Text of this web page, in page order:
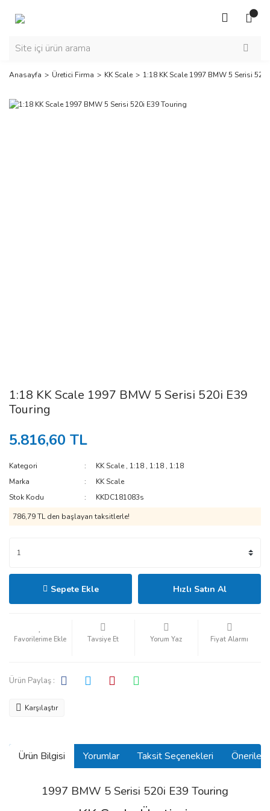
Anasayfa Üretici Firma KK Scale 1:18 KK Scale 1997 BMW 5 Serisi
1:18 KK Scale 1997 BMW 5 Serisi 520i E39
Touring
5.816,60 TL
Kategori KK Scale , 1:18 , 1:18 , 1:18
Marka
KK Scale
Stok Kodu
KKDC181083s
786,79 TL den başlayan taksitlerle!
Sepete Ekle Hızlı Satın Al
Tavsiye Et Yorum Yaz Fiyat Alarmı
Ürün Paylaş :
Karşılaştır
Ürün Bilgisi Yorumlar Taksit Seçenekleri
1997 BMW 5 Serisi 520i E39 Touring